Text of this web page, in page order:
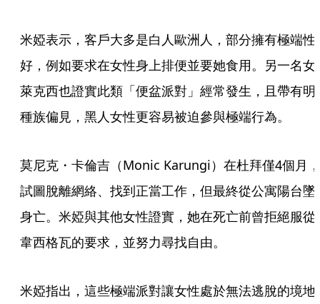
米婭表示，客戶大多是白人歐洲人，部分擁有極端性
好，例如要求在女性身上排便並要她食用。另一名女
萊克西也證實此類「便盆派對」經常發生，且帶有明
種族偏見，黑人女性更容易被迫參與極端行為。
莫尼克・卡倫吉（Monic Karungi）在杜拜僅4個月，
試圖脫離網絡、找到正當工作，但最終從公寓陽台墜
身亡。米婭與其他女性證實，她在死亡前曾拒絕服從
韋西格瓦的要求，並努力尋找自由。
米婭指出，這些極端派對讓女性處於無法逃脫的境地